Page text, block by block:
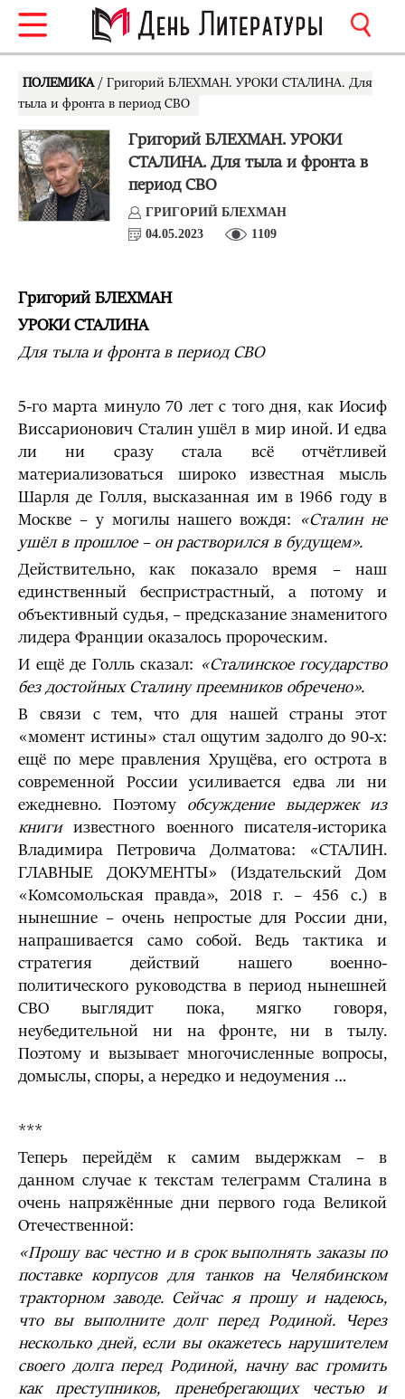
ПОЛЕМИКА / Григорий БЛЕХМАН. УРОКИ СТАЛИНА. Для
тыла и фронта в период СВО
Григорий БЛЕХМАН. УРОКИ
СТАЛИНА. Для тыла и фронта в
период СВО
ГРИГОРИЙ БЛЕХМАН
04.05.2023
1109
Григорий БЛЕХМАН
УРОКИ СТАЛИНА
Для тыла и фронта в период СВО
5-го марта минуло 70 лет с того дня, как Иосиф
Виссарионович Сталин ушёл в мир иной. И едва
ли ни сразу стала всё отчётливей
материализоваться широко известная мысль
Шарля де Голля, высказанная им в 1966 году в
Москве – у могилы нашего вождя:
«Сталин не
ушёл в прошлое – он растворился в будущем».
Действительно, как показало время – наш
единственный беспристрастный, а потому и
объективный судья, – предсказание знаменитого
лидера Франции оказалось пророческим.
И ещё де Голль сказал: «Сталинское государство
без достойных Сталину преемников обречено».
В связи с тем, что для нашей страны этот
«момент истины» стал ощутим задолго до 90-х:
ещё по мере правления Хрущёва, его острота в
современной России усиливается едва ли ни
ежедневно. Поэтому обсуждение выдержек из
книгиизвестного военного писателя-историка
Владимира Петровича Долматова: «СТАЛИН.
ГЛАВНЫЕ ДОКУМЕНТЫ» (Издательский Дом
«Комсомольская правда», 2018 г. – 456 с.) в
нынешние – очень непростые для России дни,
напрашивается само собой. Ведь тактика и
стратегия действий нашего военно-
политического руководства в период нынешней
СВО выглядит пока, мягко говоря,
неубедительной ни на фронте, ни в тылу.
Поэтому и вызывает многочисленные вопросы,
домыслы, споры, а нередко и недоумения …
***
Теперь перейдём к самим выдержкам – в
данном случае к текстам телеграмм Сталина в
очень напряжённые дни первого года Великой
Отечественной:
«Прошу вас честно и в срок выполнять заказы по
поставке корпусов для танков на Челябинском
тракторном заводе. Сейчас я прошу и надеюсь,
что вы выполните долг перед Родиной. Через
несколько дней, если вы окажетесь нарушителем
своего долга перед Родиной, начну вас громить
как преступников, пренебрегающих честью и